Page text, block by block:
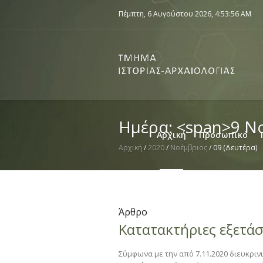
Πέμπτη, 6 Αυγούστου 2026, 4:53:56 AM
Αρχική Προσωπικό
Ημέρα: <span>9
Αρχική /2020/ Νοέμβριος/ 09 (Δευτέρα)
Άρθρο
Κατατακτήριες
Σύμφωνα με την από 7.11.2020